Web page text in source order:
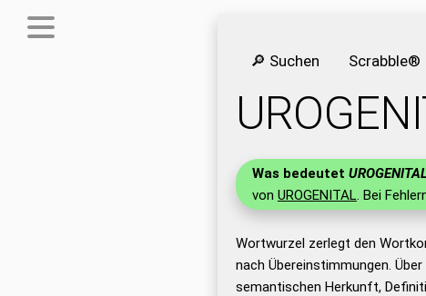
🔎 Suchen Scrabble®
Was bedeutet UROGENITAL
von UROGENITAL. Bei
Wortwurzel zerlegt den
nach Übereinstimmungen.
semantischen Herkunft,